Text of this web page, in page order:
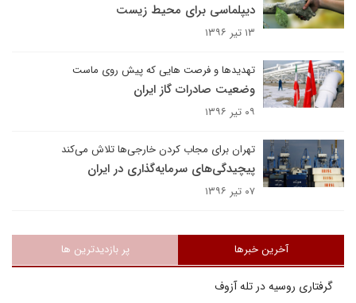
دیپلماسی برای محیط‌ زیست
۱۳ تیر ۱۳۹۶
تهدیدها و فرصت هایی که پیش روی ماست
وضعیت صادرات گاز ایران
۰۹ تیر ۱۳۹۶
تهران برای مجاب کردن خارجی‌ها تلاش می‌کند
پیچیدگی‌های سرمایه‌گذاری در ایران
۰۷ تیر ۱۳۹۶
آخرین خبرها پر بازدیدترین ها
گرفتاری روسیه در تله آزوف